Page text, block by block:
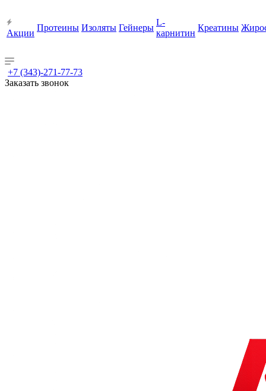
Акции
Протеины Изоляты Гейнеры
L-
карнитин
Креатины
+7 (343)-271-77-73
Заказать звонок